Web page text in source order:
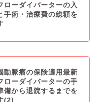
ローダイバーターの入
手術・治療費の総額を
動脈瘤の保険適用最新
ローダイバーターの手
備から退院するまでを
(2)